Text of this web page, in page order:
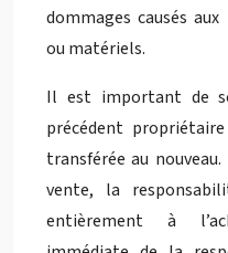
dommages causés
ou matériels.
Il est important de
précédent
transférée au
vente, la
entièrement à